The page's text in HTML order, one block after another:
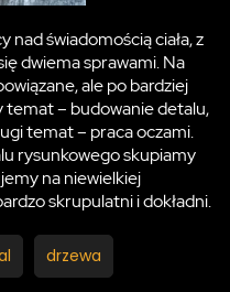
świadomością ciała, z
dwiema sprawami. Na
ale po bardziej
temat – budowanie detalu,
temat – praca oczami.
rysunkowego skupiamy
na niewielkiej
skrupulatni i dokładni.
drzewa